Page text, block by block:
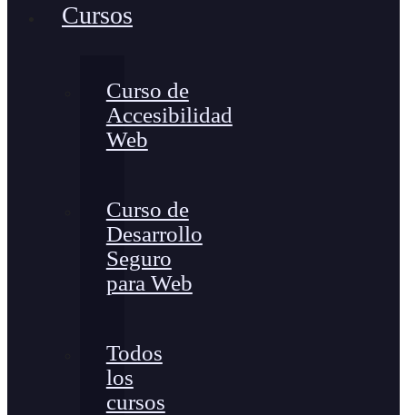
Cursos
Curso de
Accesibilidad
Web
Curso de
Desarrollo
Seguro
para Web
Todos
los
cursos